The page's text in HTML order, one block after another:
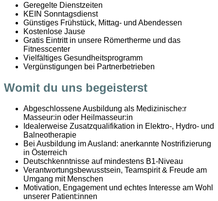
Geregelte Dienstzeiten
KEIN Sonntagsdienst
Günstiges Frühstück, Mittag- und Abendessen
Kostenlose Jause
Gratis Eintritt in unsere Römertherme und das
Fitnesscenter
Vielfältiges Gesundheitsprogramm
Vergünstigungen bei Partnerbetrieben
Womit du uns begeisterst
Abgeschlossene Ausbildung als Medizinische:r
Masseur:in oder Heilmasseur:in
Idealerweise Zusatzqualifikation in Elektro-, Hydro- und
Balneotherapie
Bei Ausbildung im Ausland: anerkannte Nostrifizierung
in Österreich
Deutschkenntnisse auf mindestens B1-Niveau
Verantwortungsbewusstsein, Teamspirit & Freude am
Umgang mit Menschen
Motivation, Engagement und echtes Interesse am Wohl
unserer Patient:innen